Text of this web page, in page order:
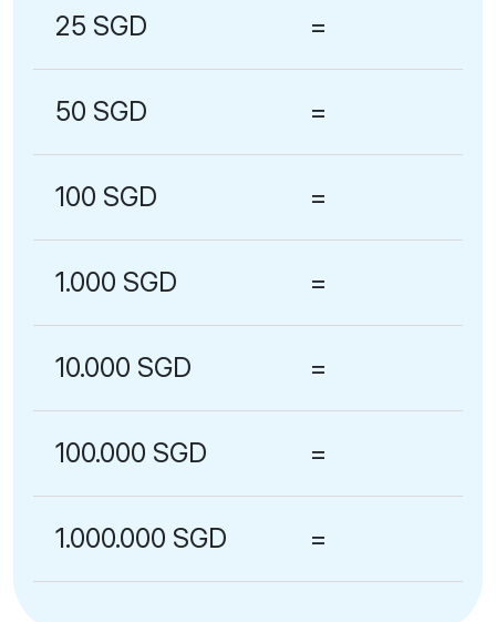
25 SGD =
50 SGD =
100 SGD =
1.000 SGD =
10.000 SGD =
100.000 SGD =
1.000.000 SGD =